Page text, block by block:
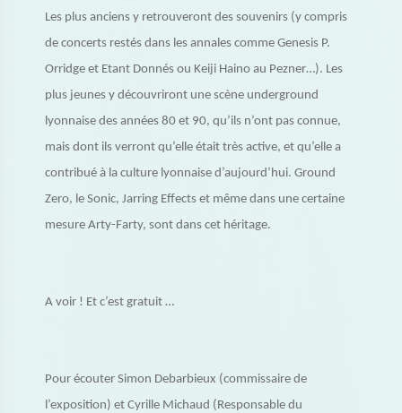
Les plus anciens y retrouveront des souvenirs (y compris
de concerts restés dans les annales comme Genesis P.
Orridge et Etant Donnés ou Keiji Haino au Pezner…). Les
plus jeunes y découvriront une scène underground
lyonnaise des années 80 et 90, qu’ils n’ont pas connue,
mais dont ils verront qu’elle était très active, et qu’elle a
contribué à la culture lyonnaise d’aujourd’hui. Ground
Zero, le Sonic, Jarring Effects et même dans une certaine
mesure Arty-Farty, sont dans cet héritage.
A voir ! Et c’est gratuit …
Pour écouter Simon Debarbieux (commissaire de
l’exposition) et Cyrille Michaud (Responsable du